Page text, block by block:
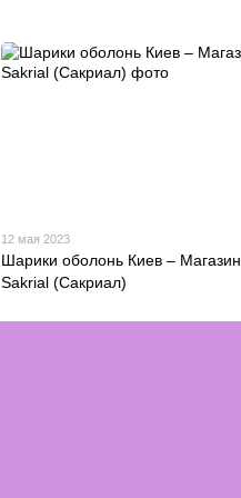
12 мая 2023
Шарики оболонь Киев – Магазин
Sakrial (Сакриал)